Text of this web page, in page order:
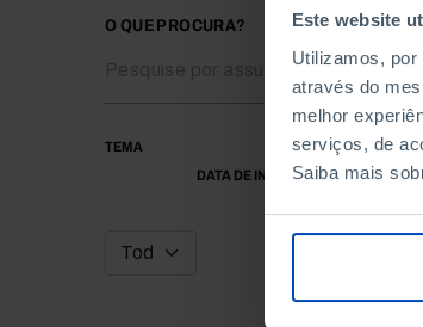
Este website
Utilizamos,
através do
melhor
serviços, de
Saiba mais
O QUE PROCURA?
TEMA
DATA DE INÍCIO